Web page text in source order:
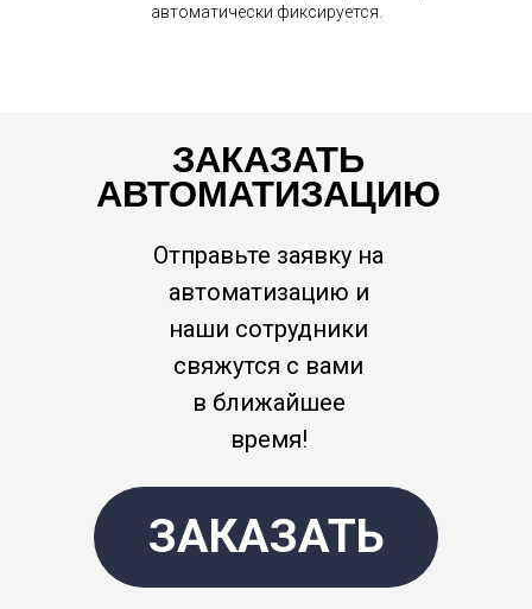
автоматически фиксируется.
ЗАКАЗАТЬ
АВТОМАТИЗАЦИЮ
Отправьте заявку на
автоматизацию и
наши сотрудники
свяжутся с вами
в ближайшее
время!
ЗАКАЗАТЬ